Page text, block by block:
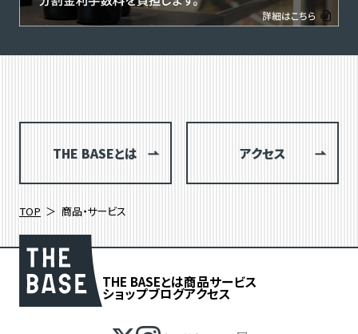
THE BASEとは アクセス
TOP 商品・サービス
THE BASEとは商品サービス
ショップブログアクセス